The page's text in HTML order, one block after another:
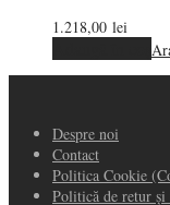
1.218,00 lei
Despre noi
Contact
Politica Cookie
Politică de retur și